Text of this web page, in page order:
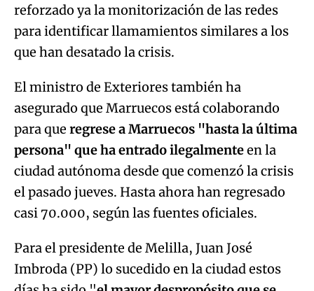
reforzado ya la monitorización de las redes
para identificar llamamientos similares a los
que han desatado la crisis.
El ministro de Exteriores también ha
asegurado que Marruecos está colaborando
para que regrese a Marruecos "hasta la última
persona" que ha entrado ilegalmenteen la
ciudad autónoma desde que comenzó la crisis
el pasado jueves. Hasta ahora han regresado
casi 70.000, según las fuentes oficiales.
Para el presidente de Melilla, Juan José
Imbroda (PP) lo sucedido en la ciudad estos